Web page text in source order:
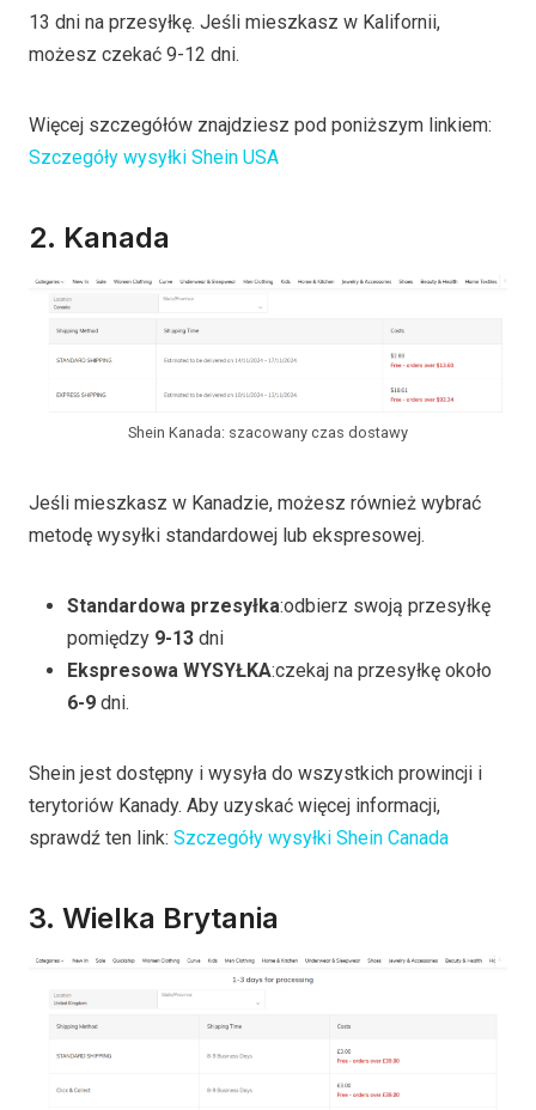
13 dni na przesyłkę. Jeśli mieszkasz w Kalifornii,
możesz czekać 9-12 dni.
Więcej szczegółów znajdziesz pod poniższym linkiem:
Szczegóły wysyłki Shein USA
2. Kanada
Shein Kanada: szacowany czas dostawy
Jeśli mieszkasz w Kanadzie, możesz również wybrać
metodę wysyłki standardowej lub ekspresowej.
Standardowa przesyłka:odbierz swoją przesyłkę
pomiędzy 9-13 dni
Ekspresowa WYSYŁKA:czekaj na przesyłkę około
6-9 dni.
Shein jest dostępny i wysyła do wszystkich prowincji i
terytoriów Kanady. Aby uzyskać więcej informacji,
sprawdź ten link: Szczegóły wysyłki Shein Canada
3. Wielka Brytania